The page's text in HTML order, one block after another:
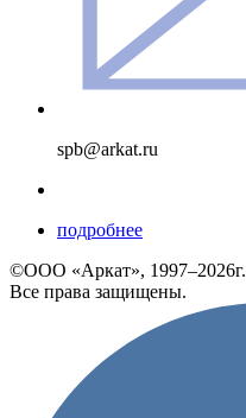
spb@arkat.ru
подробнее
©ООО «Аркат», 1997–2026г.
Все права защищены.